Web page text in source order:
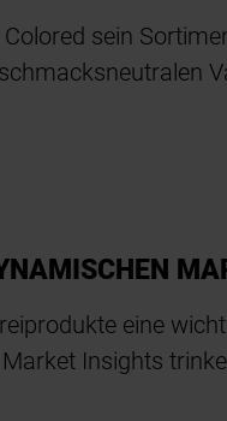
sein
eine
Insights